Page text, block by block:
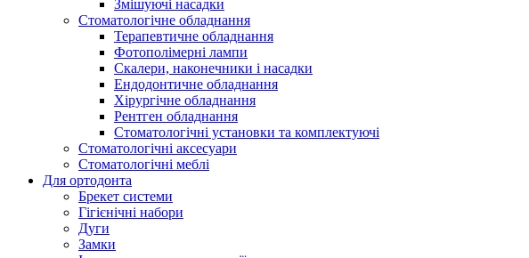
Змішуючі насадки
Стоматологічне обладнання
Терапевтичне обладнання
Фотополімерні лампи
Скалери, наконечники і насадки
Ендодонтичне обладнання
Хірургічне обладнання
Рентген обладнання
Стоматологічні установки та комплектуючі
Стоматологічні аксесуари
Стоматологічні меблі
Для ортодонта
Брекет системи
Гігієнічні набори
Дуги
Замки